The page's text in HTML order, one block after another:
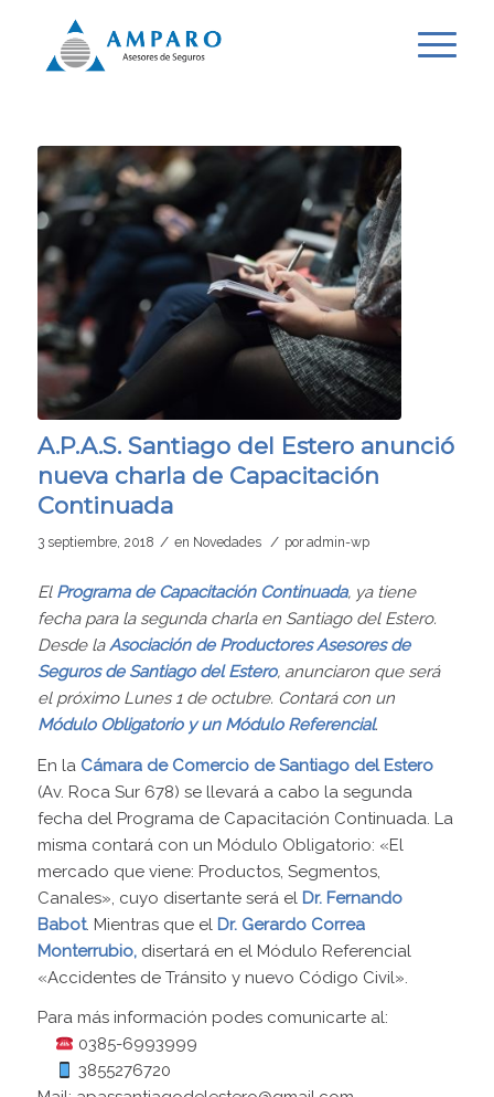
A.P.A.S. Santiago del Estero anunció
nueva charla de Capacitación
Continuada
3 septiembre, 2018 / en Novedades / poradmin-wp
El Programa de Capacitación Continuada, ya tiene
fecha para la segunda charla en Santiago del Estero.
Desde laAsociación de Productores Asesores de
Seguros de Santiago del Estero, anunciaron que será
el próximo Lunes 1 de octubre. Contará con un
Módulo Obligatorio y un Módulo Referencial.
En la Cámara de Comercio de Santiago del Estero
(Av. Roca Sur 678) se llevará a cabo la segunda
fecha del Programa de Capacitación Continuada. La
misma contará con un Módulo Obligatorio: «El
mercado que viene: Productos, Segmentos,
Canales», cuyo disertante será el Dr. Fernando
Babot. Mientras que el Dr. Gerardo Correa
Monterrubio, disertará en el Módulo Referencial
«Accidentes de Tránsito y nuevo Código Civil».
Para más información podes comunicarte al:
0385-6993999
3855276720